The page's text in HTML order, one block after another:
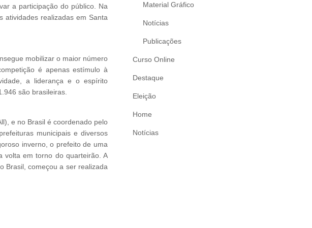
a participação do público. Na
atividades realizadas em Santa
mobilizar o maior número
é apenas estímulo à
a liderança e o espírito
são brasileiras.
e no Brasil é coordenado pelo
municipais e diversos
inverno, o prefeito de uma
volta em torno do quarteirão. A
Brasil, começou a ser realizada
Material Gráfico
Notícias
Publicações
Curso Online
Destaque
Eleição
Home
Notícias